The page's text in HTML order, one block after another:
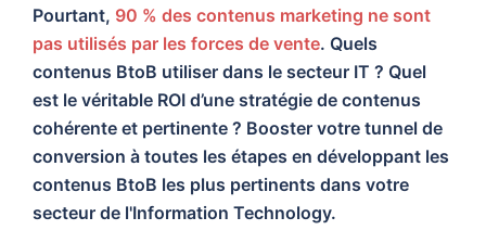
Pourtant, 90 % des contenus marketing ne sont
pas utilisés par les forces de vente. Quels
contenus BtoB utiliser dans le secteur IT ? Quel
est le véritable ROI d’une stratégie de contenus
cohérente et pertinente ? Booster votre tunnel de
conversion à toutes les étapes en développant les
contenus BtoB les plus pertinents dans votre
secteur de l'Information Technology.